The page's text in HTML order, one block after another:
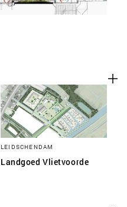
LEIDSCHENDAM
Landgoed Vlietvoorde